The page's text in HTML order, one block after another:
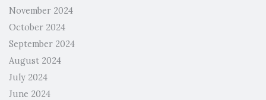
November 2024
October 2024
September 2024
August 2024
July 2024
June 2024